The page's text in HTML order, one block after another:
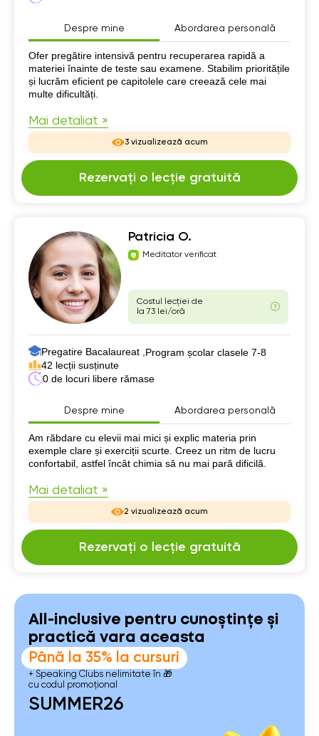
Despre mine Abordarea personală
Despre mine
Ofer pregătire intensivă pentru recuperarea rapidă a
materiei înainte de teste sau examene. Stabilim prioritățile
și lucrăm eficient pe capitolele care creează cele mai
multe dificultăți.
Mai detaliat »
3 vizualizează acum
Rezervați o lecție gratuită
Patricia O.
Meditator verificat
Costul lecției de
la 73 lei/oră
Pregatire Bacalaureat , Program școlar clasele 7-8
42 lecții susținute
0 de locuri libere rămase
Despre mine Abordarea personală
Despre mine
Am răbdare cu elevii mai mici și explic materia prin
exemple clare și exerciții scurte. Creez un ritm de lucru
confortabil, astfel încât chimia să nu mai pară dificilă.
Mai detaliat »
2 vizualizează acum
Rezervați o lecție gratuită
All-inclusive pentru cunoștințe și
practică vara aceasta
Până la 35% la cursuri
+ Speaking Clubs nelimitate în 🎁
cu codul promoțional
SUMMER26